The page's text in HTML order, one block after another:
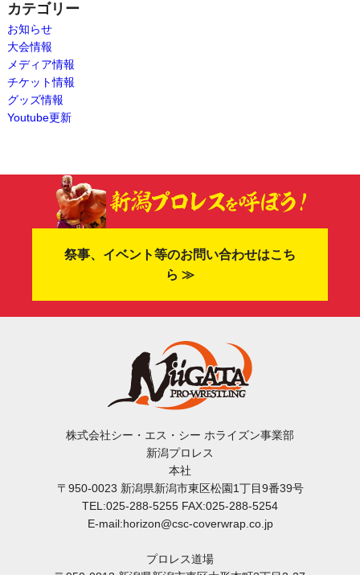
カテゴリー
お知らせ
大会情報
メディア情報
チケット情報
グッズ情報
Youtube更新
祭事、イベント等のお問い合わせはこち
ら ≫
株式会社シー・エス・シー ホライズン事業部
新潟プロレス
本社
〒950-0023 新潟県新潟市東区松園1丁目9番39号
TEL:025-288-5255 FAX:025-288-5254
E-mail:horizon@csc-coverwrap.co.jp
プロレス道場